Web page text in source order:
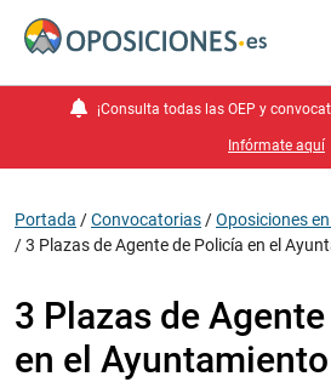
¡Consulta todas las OEP y
Infórmate aquí
Portada /Convocatorias /Oposiciones
/3 Plazas de Agente de Policía en el
3 Plazas de
en el